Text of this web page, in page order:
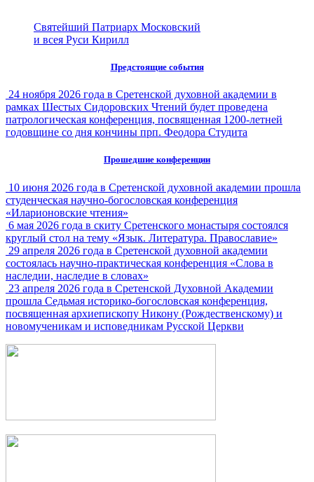
Святейший Патриарх Московский
и всея Руси Кирилл
Предстоящие события
24 ноября 2026 года в Сретенской духовной академии в
рамках Шестых Сидоровских Чтений будет проведена
патрологическая конференция, посвященная 1200-летней
годовщине со дня кончины прп. Феодора Студита
Прошедшие конференции
10 июня 2026 года в Сретенской духовной академии прошла
студенческая научно-богословская конференция
«Иларионовские чтения»
6 мая 2026 года в скиту Сретенского монастыря состоялся
круглый стол на тему «Язык. Литература. Православие»
29 апреля 2026 года в Сретенской духовной академии
состоялась научно-практическая конференция «Слова в
наследии, наследие в словах»
23 апреля 2026 года в Сретенской Духовной Академии
прошла Седьмая историко-богословская конференция,
посвященная архиепископу Никону (Рождественскому) и
новомученикам и исповедникам Русской Церкви